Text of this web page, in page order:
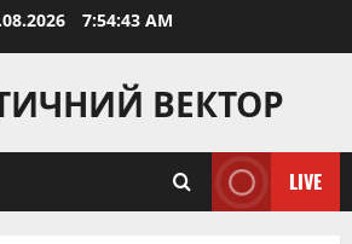
7:54:45 AM
ВЕКТОР
LIVE